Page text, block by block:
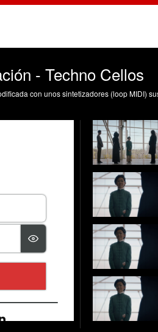
- Techno Cellos